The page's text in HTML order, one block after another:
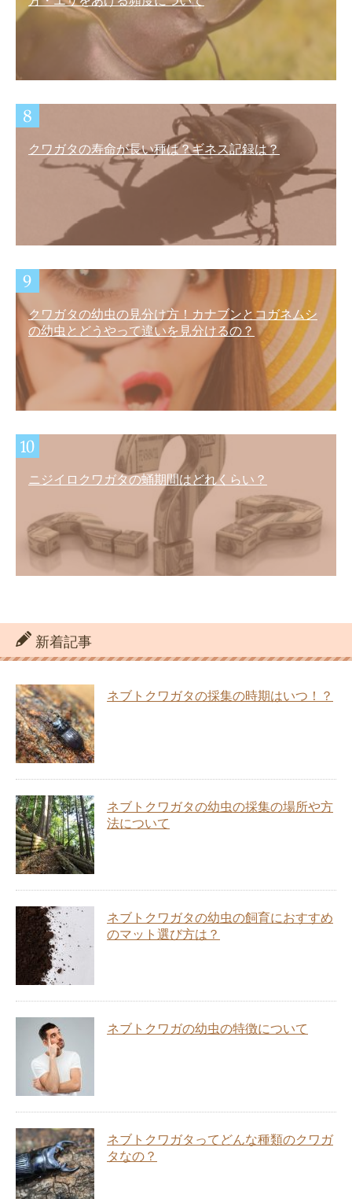
クワガタの寿命が長い種は？ギネス記録は？
クワガタの幼虫の見分け方！カナブンとコガネムシ
の幼虫とどうやって違いを見分けるの？
ニジイロクワガタの蛹期間はどれくらい？
新着記事
ネブトクワガタの採集の時期はいつ！？
ネブトクワガタの幼虫の採集の場所や方
法について
ネブトクワガタの幼虫の飼育におすすめ
のマット選び方は？
ネブトクワガの幼虫の特徴について
ネブトクワガタってどんな種類のクワガ
タなの？